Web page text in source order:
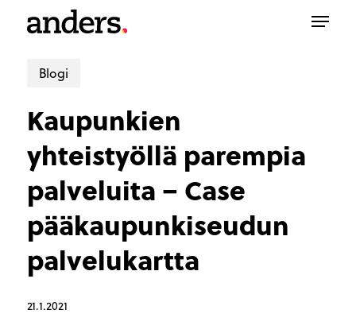
Menu
Blogi
Kaupunkien
yhteistyöllä parempia
palveluita – Case
pääkaupunkiseudun
palvelukartta
21.1.2021